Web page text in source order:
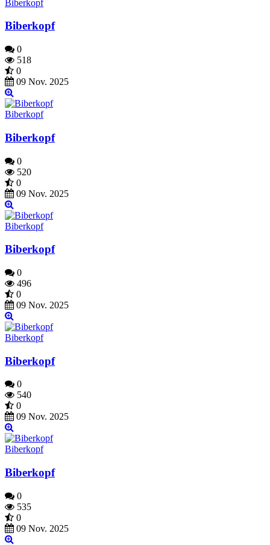
Biberkopf
Biberkopf
0
518
0
09 Nov. 2025
Biberkopf
Biberkopf
0
520
0
09 Nov. 2025
Biberkopf
Biberkopf
0
496
0
09 Nov. 2025
Biberkopf
Biberkopf
0
540
0
09 Nov. 2025
Biberkopf
Biberkopf
0
535
0
09 Nov. 2025